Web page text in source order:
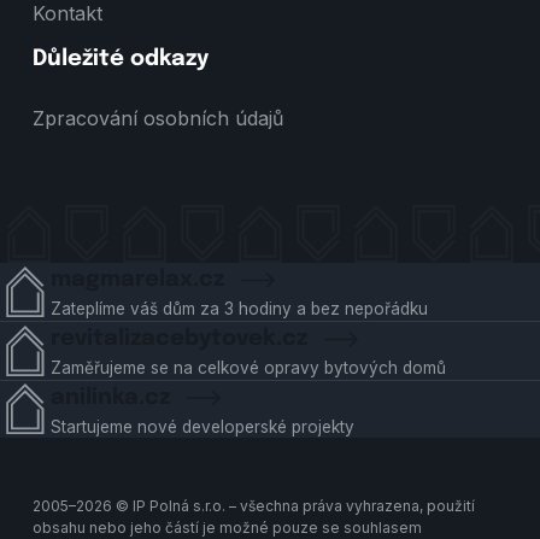
Kontakt
Důležité odkazy
Zpracování osobních údajů
Zateplíme váš dům za 3 hodiny a bez nepořádku
Zaměřujeme se na celkové opravy bytových domů
Startujeme nové developerské projekty
2005–2026 © IP Polná s.r.o. – všechna práva vyhrazena, použití
obsahu nebo jeho částí je možné pouze se souhlasem